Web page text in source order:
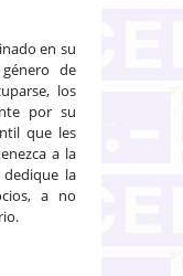
en su
de
los
por su
que les
a la
dedique la
a no